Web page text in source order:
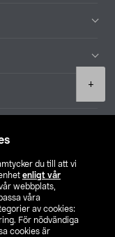
du till att vi
enligt vår
webbplats,
våra
av cookies:
För nödvändiga
cookies är
+